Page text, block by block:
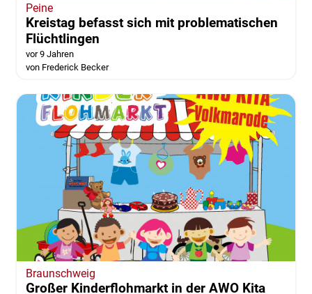
Peine
Kreistag befasst sich mit problematischen
Flüchtlingen
vor 9 Jahren
von Frederick Becker
Braunschweig
Großer Kinderflohmarkt in der AWO Kita